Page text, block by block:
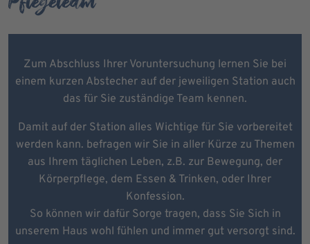
Zum Abschluss Ihrer Voruntersuchung lernen Sie bei
einem kurzen Abstecher auf der jeweiligen Station auch
das für Sie zuständige Team kennen.
Damit auf der Station alles Wichtige für Sie vorbereitet
werden kann. befragen wir Sie in aller Kürze zu Themen
aus Ihrem täglichen Leben, z.B. zur Bewegung, der
Körperpflege, dem Essen & Trinken, oder Ihrer
Konfession.
So können wir dafür Sorge tragen, dass Sie Sich in
unserem Haus wohl fühlen und immer gut versorgt sind.